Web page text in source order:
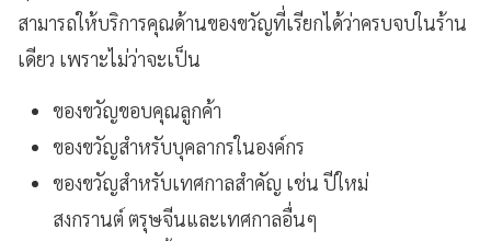
สามารถให้บริการคุณด้านของขวัญที่เรียกได้ว่าครบจบในร้าน
เดียว เพราะไม่ว่าจะเป็น
ของขวัญขอบคุณลูกค้า
ของขวัญสำหรับบุคลากรในองค์กร
ของขวัญสำหรับเทศกาลสำคัญ เช่น ปีใหม่
สงกรานต์ ตรุษจีนและเทศกาลอื่นๆ